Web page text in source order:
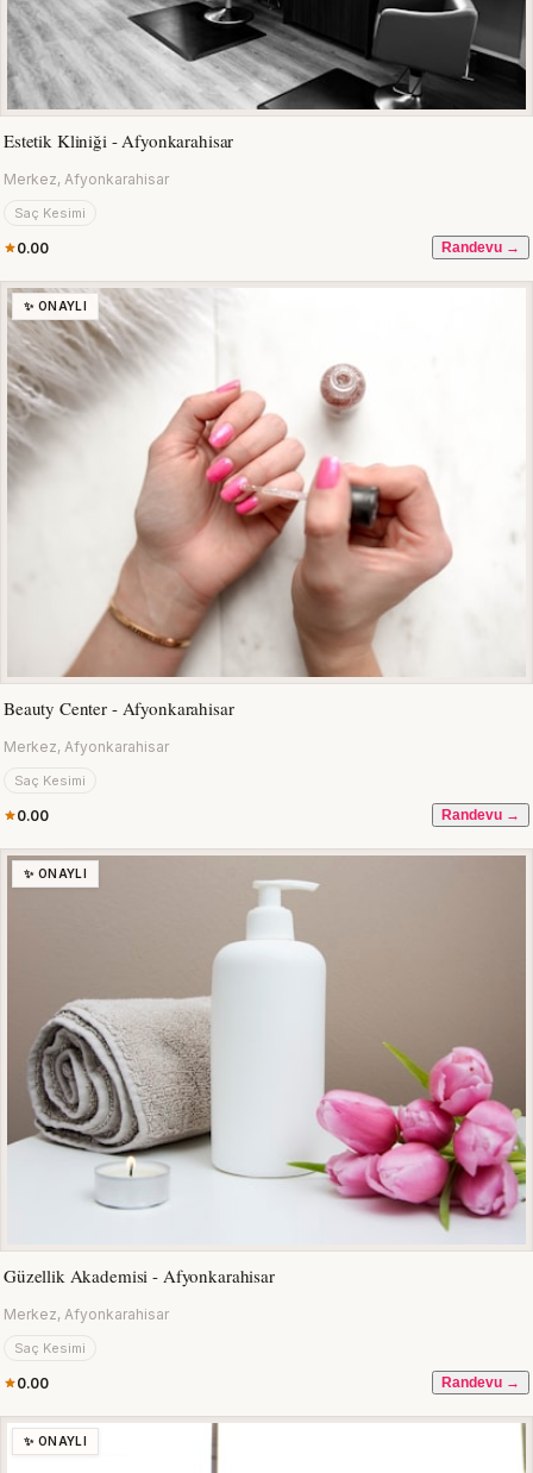
Estetik Kliniği - Afyonkarahisar
Merkez, Afyonkarahisar
Saç Kesimi
0.00 Randevu →
✨ ONAYLI
Beauty Center - Afyonkarahisar
Merkez, Afyonkarahisar
Saç Kesimi
0.00 Randevu →
✨ ONAYLI
Güzellik Akademisi - Afyonkarahisar
Merkez, Afyonkarahisar
Saç Kesimi
0.00 Randevu →
✨ ONAYLI